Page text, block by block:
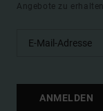
Angebote zu erhalten.
ANMELDEN